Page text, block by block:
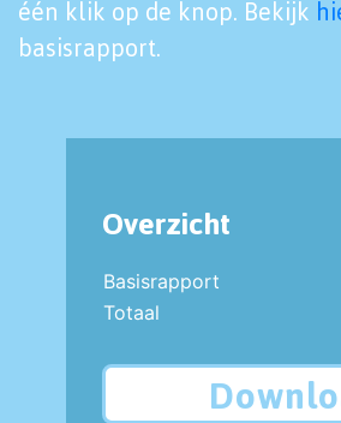
één klik op de knop. Bekijk
basisrapport.
Overzicht
Basisrapport
Totaal